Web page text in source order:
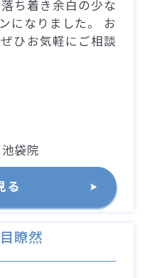
ち着き余白の少な
になりました。 お
ひお気軽にご相談
袋院
る
瞭然